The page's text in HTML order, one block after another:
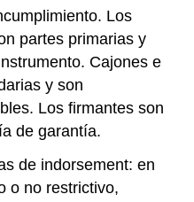
Los
partes primarias y
Cajones e
y son
Los firmantes son
de garantía.
de indorsement: en
o no restrictivo,